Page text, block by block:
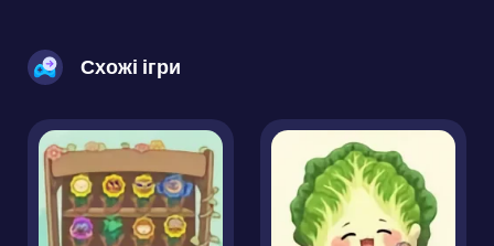
Схожі ігри